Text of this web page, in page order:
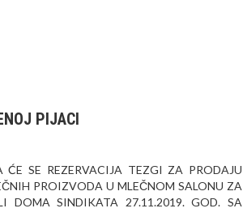
PIJACI
ĆE SE REZERVACIJA TEZGI ZA PRODAJU
PROIZVODA U MLEČNOM SALONU ZA
DOMA SINDIKATA 27.11.2019. GOD. SA